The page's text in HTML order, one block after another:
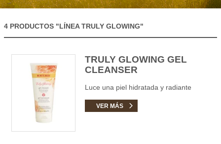
4 PRODUCTOS "LÍNEA TRULY GLOWING"
TRULY GLOWING GEL
CLEANSER
Luce una piel hidratada y radiante
VER MÁS